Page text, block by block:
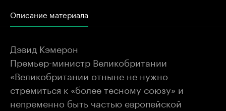
Описание материала
Дэвид Кэмерон
Премьер-министр Великобритании
«Великобритании отныне не нужно
стремиться к «более тесному союзу» и
непременно быть частью европейской